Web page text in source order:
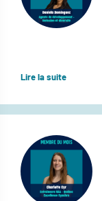
Lire la suite